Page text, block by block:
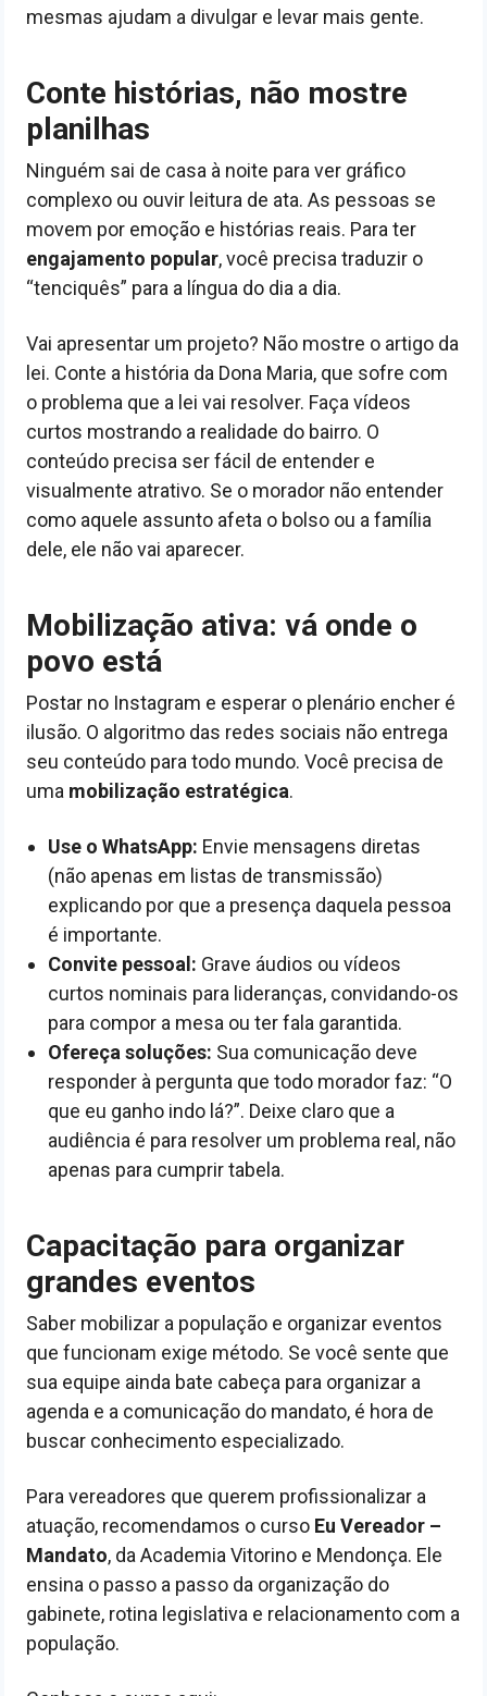
mesmas ajudam a divulgar e levar mais gente.
Conte histórias, não mostre
planilhas
Ninguém sai de casa à noite para ver gráfico
complexo ou ouvir leitura de ata. As pessoas se
movem por emoção e histórias reais. Para ter
engajamento popular, você precisa traduzir o
“tenciquês” para a língua do dia a dia.
Vai apresentar um projeto? Não mostre o artigo da
lei. Conte a história da Dona Maria, que sofre com
o problema que a lei vai resolver. Faça vídeos
curtos mostrando a realidade do bairro. O
conteúdo precisa ser fácil de entender e
visualmente atrativo. Se o morador não entender
como aquele assunto afeta o bolso ou a família
dele, ele não vai aparecer.
Mobilização ativa: vá onde o
povo está
Postar no Instagram e esperar o plenário encher é
ilusão. O algoritmo das redes sociais não entrega
seu conteúdo para todo mundo. Você precisa de
uma mobilização estratégica.
Use o WhatsApp: Envie mensagens diretas
(não apenas em listas de transmissão)
explicando por que a presença daquela pessoa
é importante.
Convite pessoal: Grave áudios ou vídeos
curtos nominais para lideranças, convidando-os
para compor a mesa ou ter fala garantida.
Ofereça soluções: Sua comunicação deve
responder à pergunta que todo morador faz: “O
que eu ganho indo lá?”. Deixe claro que a
audiência é para resolver um problema real, não
apenas para cumprir tabela.
Capacitação para organizar
grandes eventos
Saber mobilizar a população e organizar eventos
que funcionam exige método. Se você sente que
sua equipe ainda bate cabeça para organizar a
agenda e a comunicação do mandato, é hora de
buscar conhecimento especializado.
Para vereadores que querem profissionalizar a
atuação, recomendamos o curso Eu Vereador –
Mandato, da Academia Vitorino e Mendonça. Ele
ensina o passo a passo da organização do
gabinete, rotina legislativa e relacionamento com a
população.